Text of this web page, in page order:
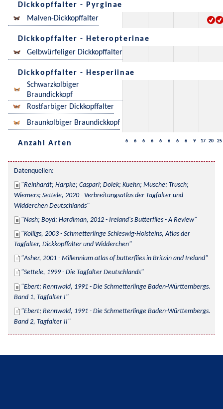
Dickkopffalter - Pyrginae
Malven-Dickkopffalter
Dickkopffalter - Heteropterinae
Gelbwürfeliger Dickkopffalter
Dickkopffalter - Hesperiinae
Schwarzkolbiger
Braundickkopf
Rostfarbiger Dickkopffalter
Braunkolbiger Braundickkopf
Anzahl Arten 6 6 6 6 6 6 6 6 9 17 20 25
Datenquellen:
Reinhardt; Harpke; Caspari; Dolek; Kuehn; Musche; Trusch;
Wiemers; Settele, 2020 - Verbreitungsatlas der Tagfalter und
Widderchen Deutschlands
Nash; Boyd; Hardiman, 2012 - Ireland's Butterflies - A Review
Kolligs, 2003 - Schmetterlinge Schleswig-Holsteins, Atlas der
Tagfalter, Dickkopffalter und Widderchen
Asher, 2001 - Millennium atlas of butterflies in Britain and Ireland
Settele, 1999 - Die Tagfalter Deutschlands
Ebert; Rennwald, 1991 - Die Schmetterlinge Baden-Württembergs.
Band 1, Tagfalter I
Ebert; Rennwald, 1991 - Die Schmetterlinge Baden-Württembergs.
Band 2, Tagfalter II